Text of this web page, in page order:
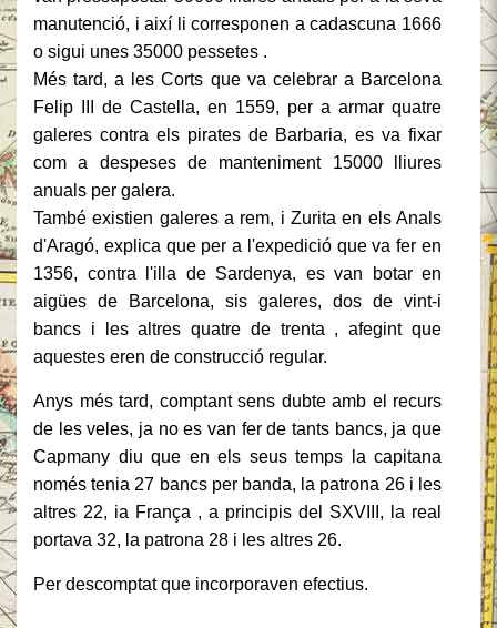
manutenció, i així li corresponen a cadascuna 1666
o sigui unes 35000 pessetes .
Més tard, a les Corts que va celebrar a Barcelona
Felip III de Castella, en 1559, per a armar quatre
galeres contra els pirates de Barbaria, es va fixar
com a despeses de manteniment 15000 lliures
anuals per galera.
També existien galeres a rem, i Zurita en els Anals
d'Aragó, explica que per a l'expedició que va fer en
1356, contra l'illa de Sardenya, es van botar en
aigües de Barcelona, ​​sis galeres, dos de vint-i
bancs i les altres quatre de trenta , afegint que
aquestes eren de construcció regular.
Anys més tard, comptant sens dubte amb el recurs
de les veles, ja no es van fer de tants bancs, ja que
Capmany diu que en els seus temps la capitana
només tenia 27 bancs per banda, la patrona 26 i les
altres 22, ia França , a principis del SXVIII, la real
portava 32, la patrona 28 i les altres 26.
Per descomptat que incorporaven efectius.